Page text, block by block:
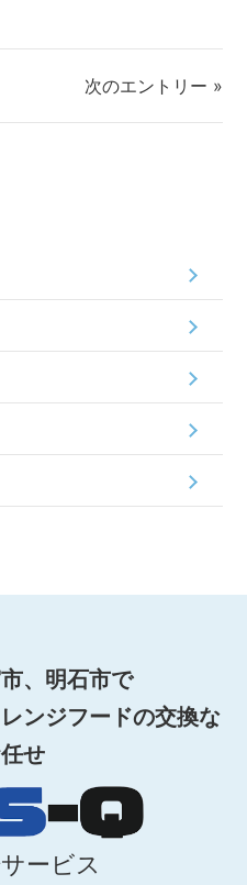
次のエントリー »
、明石市で
ンジフードの交換な
せ
ービス